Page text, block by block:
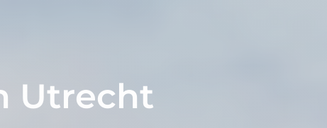
Utrecht